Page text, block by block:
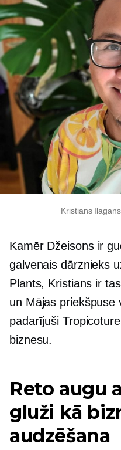
Kristians
Kamēr Džeisons ir
galvenais dārznieks
Plants, Kristians ir tas
un Mājas priekšpuse
padarījuši
biznesu.
Reto augu
gluži kā
audzēšana